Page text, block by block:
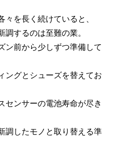
々を長く続けていると、
するのは至難の業。
ン前から少しずつ準備して
ングとシューズを替えてお
センサーの電池寿命が尽き
調したモノと取り替える準